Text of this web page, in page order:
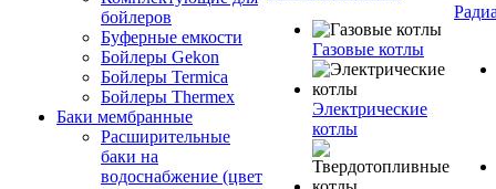
бойлеров
Буферные емкости
Бойлеры Gekon
Бойлеры Termica
Бойлеры Thermex
Баки мембранные
Расширительные
баки на
водоснабжение (цвет
Газовые котлы
Электрические
котлы